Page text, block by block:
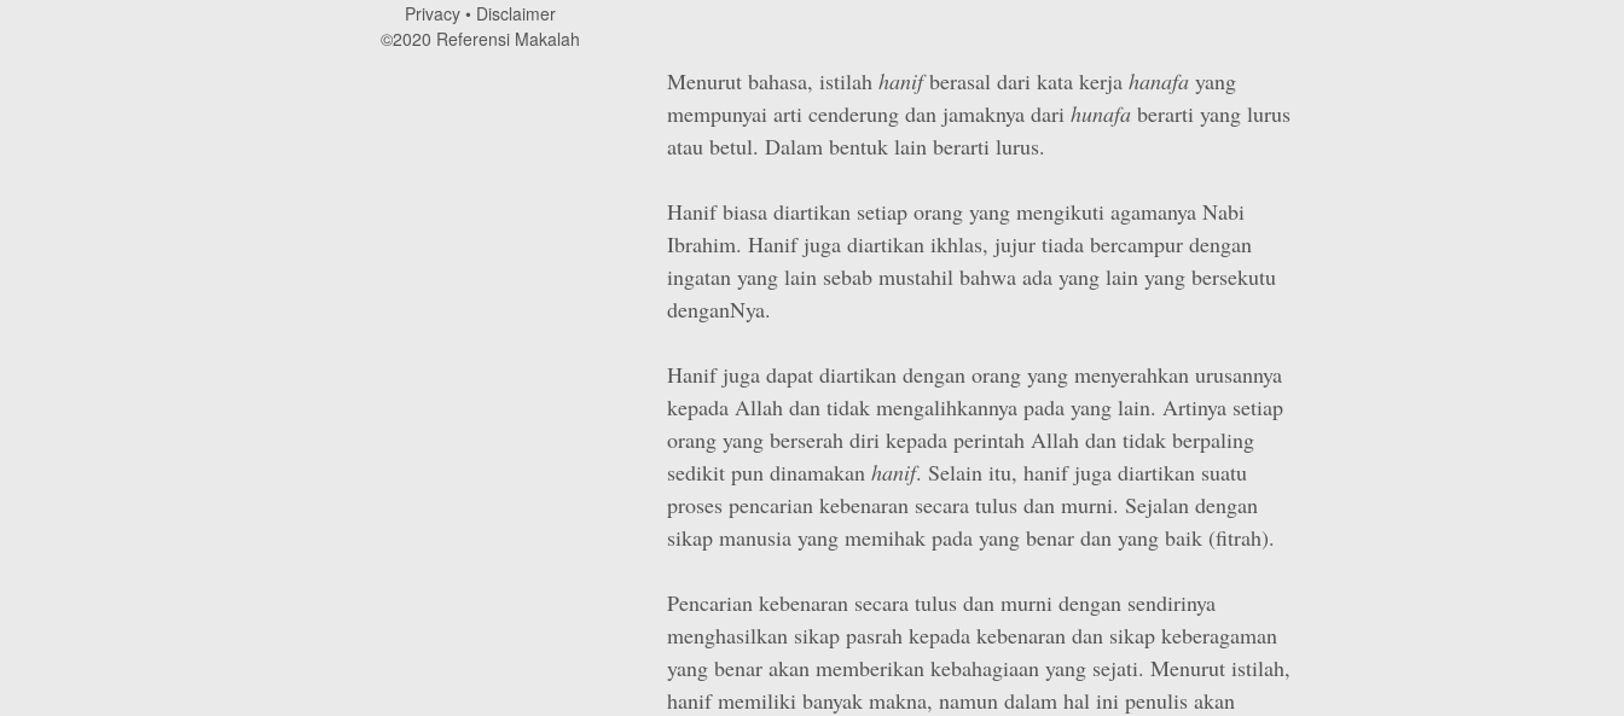
Privacy• Disclaimer
©2020 Referensi Makalah
Menurut bahasa, istilah hanifberasal dari kata kerja hanafa yang
mempunyai arti cenderung dan jamaknya dari hunafa berarti yang lurus
atau betul. Dalam bentuk lain berarti lurus.
Hanif biasa diartikan setiap orang yang mengikuti agamanya Nabi
Ibrahim. Hanif juga diartikan ikhlas, jujur tiada bercampur dengan
ingatan yang lain sebab mustahil bahwa ada yang lain yang bersekutu
dengan­Nya.
Hanif juga dapat diartikan dengan orang yang menyerahkan urusannya
kepada Allah dan tidak mengalihkannya pada yang lain. Artinya setiap
orang yang berserah diri kepada perintah Allah dan tidak berpaling
sedikit pun dinamakan hanif. Selain itu, hanif juga diartikan suatu
proses pencarian kebenaran secara tulus dan murni. Sejalan dengan
sikap manusia yang memihak pada yang benar dan yang baik (fitrah).
Pencarian kebenaran secara tulus dan murni dengan sendirinya
menghasilkan sikap pasrah kepada kebenaran dan sikap keberagaman
yang benar akan memberikan kebahagiaan yang sejati. Menurut istilah,
hanif memiliki banyak makna, namun dalam hal ini penulis akan